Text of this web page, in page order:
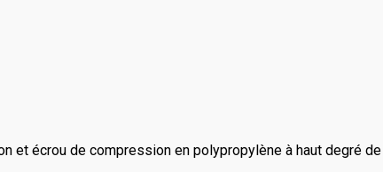
et écrou de compression en polypropylène à haut degré